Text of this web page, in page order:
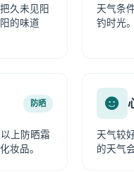
久未见阳
的味道
天气条
钓时光。
防晒
上防晒霜
妆品。
天气较
的天气